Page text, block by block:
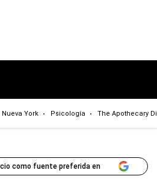
Nueva York Psicología The Apothecary
como fuente preferida en